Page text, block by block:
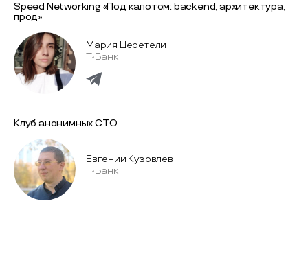
Speed Networking «Под капотом: backend, архитектура,
прод»
Мария Церетели
Т-Банк
Клуб анонимных СТО
Евгений Кузовлев
Т-Банк